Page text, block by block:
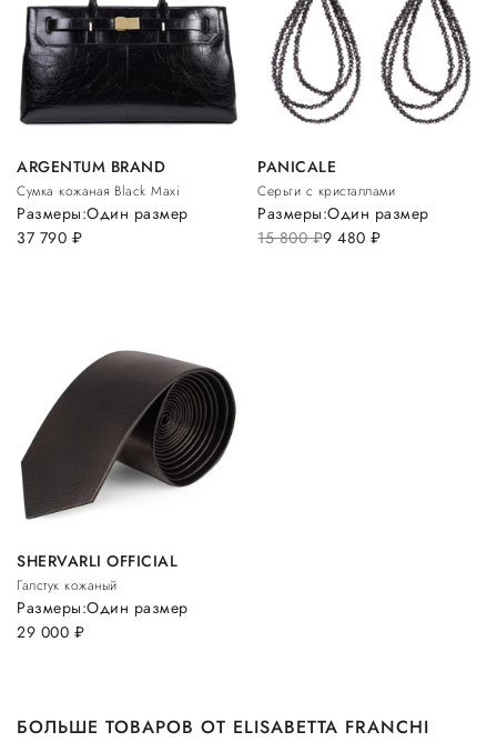
ARGENTUM BRAND
Сумка кожаная Black Maxi
37 790 руб.
Размеры:Один размер
PANICALE
Серьги с кристаллами
15 800руб.9 480руб.
Размеры:Один размер
SHERVARLI OFFICIAL
Галстук кожаный
29 000 руб.
Размеры:Один размер
БОЛЬШЕ ТОВАРОВ ОТ ELISABETTA FRANCHI